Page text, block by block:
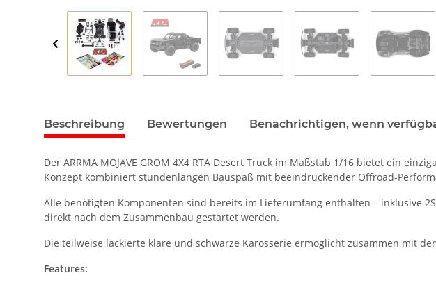
Beschreibung Bewertungen Benachrichtigen, wenn
Der ARRMA MOJAVE GROM 4X4 RTA Desert Truck im Maßstab 1/16 bietet ein
Konzept kombiniert stundenlangen Bauspaß mit beeindruckender Offroad-
Alle benötigten Komponenten sind bereits im Lieferumfang enthalten – inklusive
direkt nach dem Zusammenbau gestartet werden.
Die teilweise lackierte klare und schwarze Karosserie ermöglicht zusammen mit
Features: